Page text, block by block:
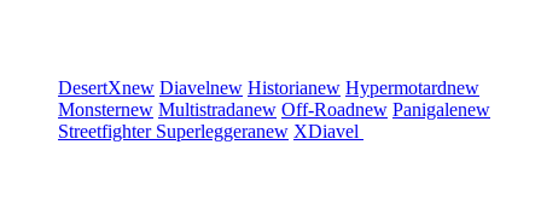
DesertXnew Diavelnew Historianew Hypermotardnew
Monsternew Multistradanew Off-Roadnew Panigalenew
Streetfighter Superleggeranew XDiavel